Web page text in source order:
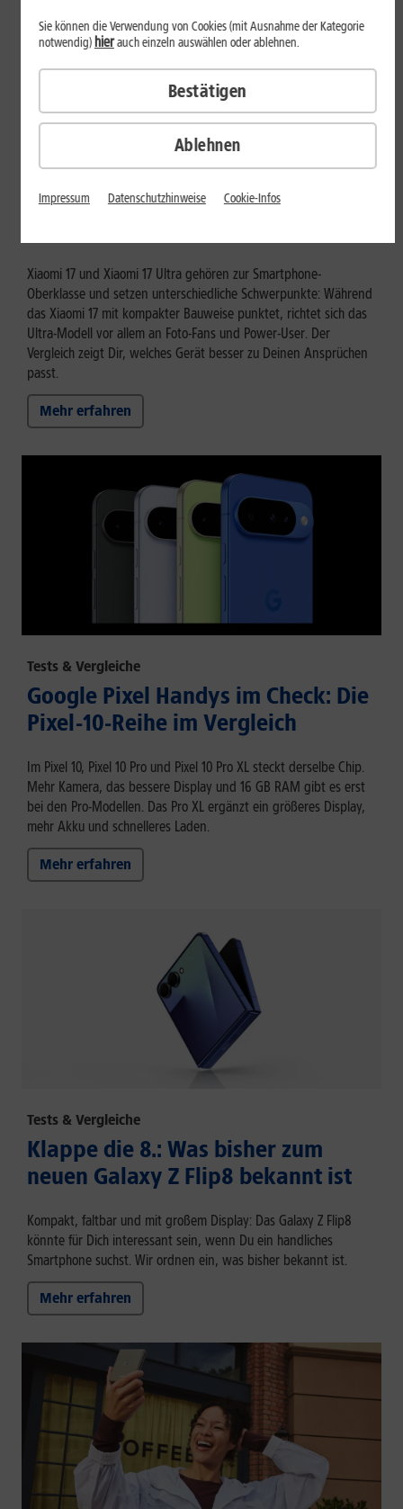
Tests & Vergleiche
Xiaomi 17 vs. Xiaomi 17 Ultra: Für
Xiaomi 17 und Xiaomi 17 Ultra gehören zur Smartphone-
Oberklasse und setzen unterschiedliche Schwerpunkte: Während
das Xiaomi 17 mit kompakter Bauweise punktet, richtet sich das
Ultra-Modell vor allem an Foto-Fans und Power-User. Der
Vergleich zeigt Dir, welches Gerät besser zu Deinen Ansprüchen
passt.
Mehr erfahren
Tests & Vergleiche
Google Pixel Handys im Check: Die
Pixel-10-Reihe im Vergleich
Im Pixel 10, Pixel 10 Pro und Pixel 10 Pro XL steckt derselbe Chip.
Mehr Kamera, das bessere Display und 16 GB RAM gibt es erst
bei den Pro-Modellen. Das Pro XL ergänzt ein größeres Display,
mehr Akku und schnelleres Laden.
Mehr erfahren
Tests & Vergleiche
Klappe die 8.: Was bisher zum
neuen Galaxy Z Flip8 bekannt ist
Kompakt, faltbar und mit großem Display: Das Galaxy Z Flip8
könnte für Dich interessant sein, wenn Du ein handliches
Smartphone suchst. Wir ordnen ein, was bisher bekannt ist.
Mehr erfahren
Ablehnen
Sie können die Verwendung von Cookies (mit Ausnahme der Kategorie
notwendig) hierauch einzeln auswählen oder ablehnen.
Bestätigen
Impressum Datenschutzhinweise Cookie-Infos